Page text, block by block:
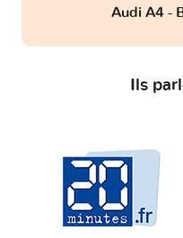
Audi A4 -
Ils